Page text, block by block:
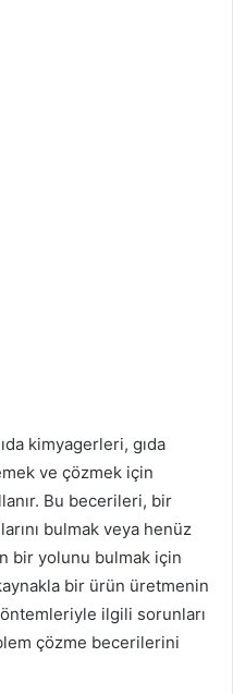
kimyagerleri, gıda
ve çözmek için
Bu becerileri, bir
bulmak veya henüz
bir yolunu bulmak için
bir ürün üretmenin
ilgili sorunları
çözme becerilerini